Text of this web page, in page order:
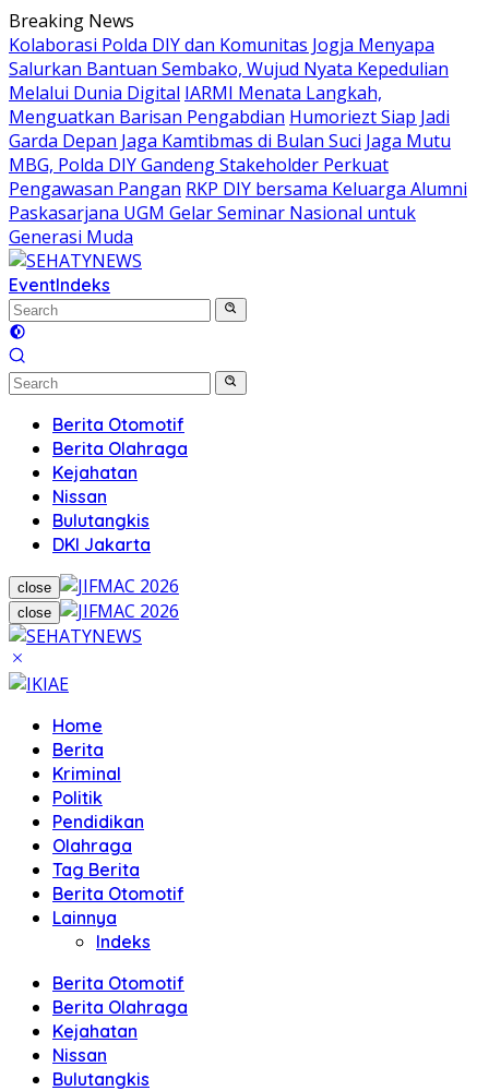
Skip
to
content
Breaking News
Kolaborasi Polda DIY dan Komunitas Jogja Menyapa
Salurkan Bantuan Sembako, Wujud Nyata Kepedulian
Melalui Dunia Digital IARMI Menata Langkah,
Menguatkan Barisan Pengabdian Humoriezt Siap Jadi
Garda Depan Jaga Kamtibmas di Bulan Suci Jaga Mutu
MBG, Polda DIY Gandeng Stakeholder Perkuat
Pengawasan Pangan RKP DIY bersama Keluarga Alumni
Paskasarjana UGM Gelar Seminar Nasional untuk
Generasi Muda
EventIndeks
Berita Otomotif
Berita Olahraga
Kejahatan
Nissan
Bulutangkis
DKI Jakarta
close
close
Home
Berita
Kriminal
Politik
Pendidikan
Olahraga
Tag Berita
Berita Otomotif
Lainnya
Indeks
Berita Otomotif
Berita Olahraga
Kejahatan
Nissan
Bulutangkis